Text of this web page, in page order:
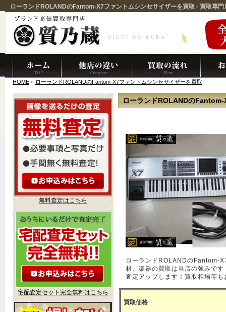
ローランドROLANDのFantom-X7ファントムシンセサイザーを買取 - 買取専
HOME » ローランドROLANDのFantom-X7ファントムシンセサイザーを買取
ローランドROLANDのFantom-
ローランドROLANDのFantom-
材、楽器の買取は当店の強みで
査定アップします！買取相場等
買取価格
無料査定はこちら
宅配査定セット完全無料はこちら